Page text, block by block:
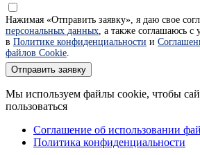
Нажимая «Отправить заявку», я даю свое
персональных данных , а также соглашаюсь
в Политике конфиденциальности и
файлов Cookie
Отправить заявку
Мы используем файлы cookie, чтобы
пользоваться
Соглашение об использовании
Политика конфиденциальности